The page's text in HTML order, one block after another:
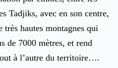
Tadjiks, avec en son centre,
hautes montagnes qui
de 7000 mètres, et rend
à l’autre du territoire….